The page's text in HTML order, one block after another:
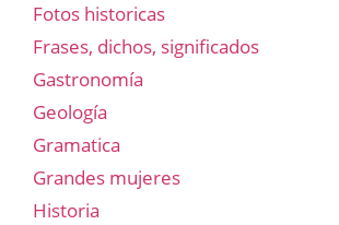
Fotos historicas
Frases, dichos, significados
Gastronomía
Geología
Gramatica
Grandes mujeres
Historia